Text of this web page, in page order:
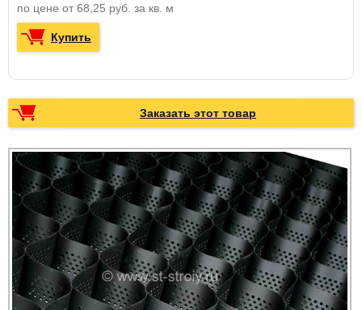
по цене от 68,25 руб. за кв. м
Купить
Заказать этот товар